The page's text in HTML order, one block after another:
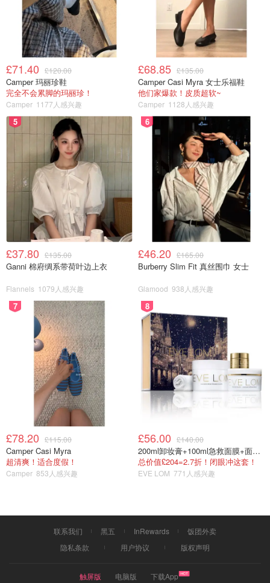
£71.40 £120.00
Camper 玛丽珍鞋
完全不会累脚的玛丽珍！
Camper 1177人感兴趣
£68.85 £135.00
Camper Casi Myra 女士乐福鞋
他们家爆款！皮质超软~
Camper 1128人感兴趣
5
£37.80 £135.00
Ganni 棉府绸系带荷叶边上衣
Flannels 1079人感兴趣
6
£46.20 £165.00
Burberry Slim Fit 真丝围巾 女士
Glamood 938人感兴趣
7
£78.20 £115.00
Camper Casi Myra
超清爽！适合度假！
Camper 853人感兴趣
8
£56.00 £140.00
200ml卸妆膏+100ml急救面膜+面霜+洁颜布
总价值£204=2.7折！闭眼冲这套！
EVE LOM 771人感兴趣
联系我们 黑五 InRewards
饭团外卖
隐私条款
用户协议 版权声明
触屏版 电脑版 下载App